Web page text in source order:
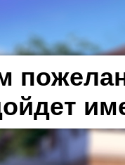
дачи
столбами